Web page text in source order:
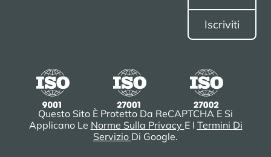
Questo Sito È Protetto Da ReCAPTCHA E Si
Applicano Le Norme Sulla Privacy E I Termini Di
Servizio Di Google.